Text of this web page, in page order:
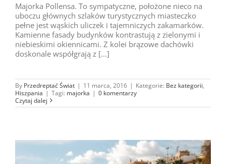
Majorka Pollensa. To sympatyczne, położone nieco na
uboczu głównych szlaków turystycznych miasteczko
pełne jest wąskich uliczek i tajemniczych zakamarków.
Kamienne fasady budynków kontrastują z zielonymi i
niebieskimi okiennicami. Z kolei brązowe dachówki
doskonale współgrają z [...]
By Przedreptać Świat | 11 marca, 2016 | Kategorie: Bez kategorii,
Hiszpania | Tagi: majorka | 0 komentarzy
Czytaj dalej